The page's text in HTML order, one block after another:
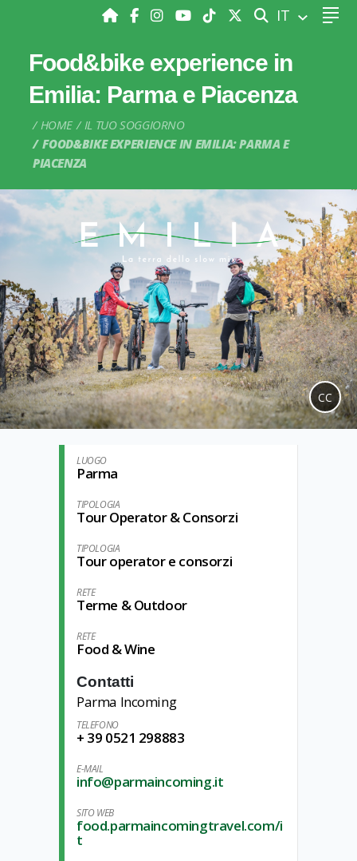
CERCA
IT
Food&bike experience in
Emilia: Parma e Piacenza
HOME
IL TUO SOGGIORNO
FOOD&BIKE EXPERIENCE IN EMILIA: PARMA E
PIACENZA
CC
LUOGO
Parma
TIPOLOGIA
Tour Operator & Consorzi
TIPOLOGIA
Tour operator e consorzi
RETE
Terme & Outdoor
RETE
Food & Wine
Contatti
Parma Incoming
TELEFONO
+ 39 0521 298883
E-MAIL
info@parmaincoming.it
SITO WEB
food.parmaincomingtravel.com/i
t